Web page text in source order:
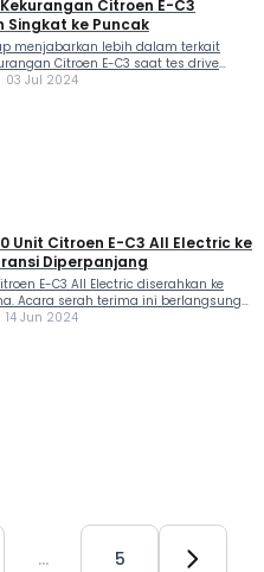
Citroen E-C3
Singkat ke Puncak
menjabarkan lebih dalam terkait
Citroen E-C3 saat tes drive
Bogor, Jawa Barat. Seperti
03 Jul 2024
Unit Citroen E-C3 All Electric ke
Diperpanjang
E-C3 All Electric diserahkan ke
Acara serah terima ini berlangsung
Center PIK, Jakarta Utara, pada 14 Juni
14 Jun 2024
… 5